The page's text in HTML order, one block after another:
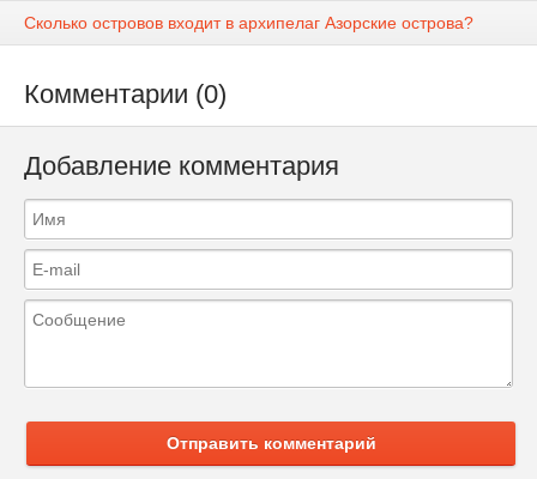
Сколько островов входит в архипелаг Азорские острова?
Комментарии (0)
Добавление комментария
Отправить комментарий